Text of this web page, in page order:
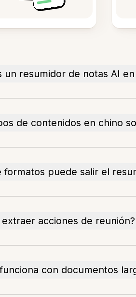
un resumidor de notas AI
de contenidos en chino
formatos puede salir el
extraer acciones de reunión?
con documentos